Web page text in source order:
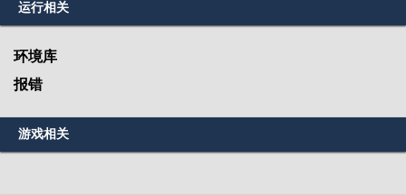
运行相关
环境库
报错
游戏相关